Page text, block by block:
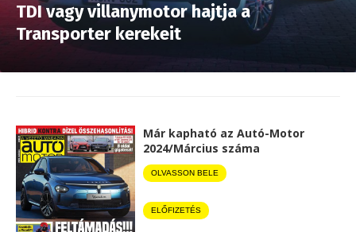
TDI vagy villanymotor hajtja a
Transporter kerekeit
Már kapható az Autó-Motor
2024/Március száma
OLVASSON BELE
ELŐFIZETÉS